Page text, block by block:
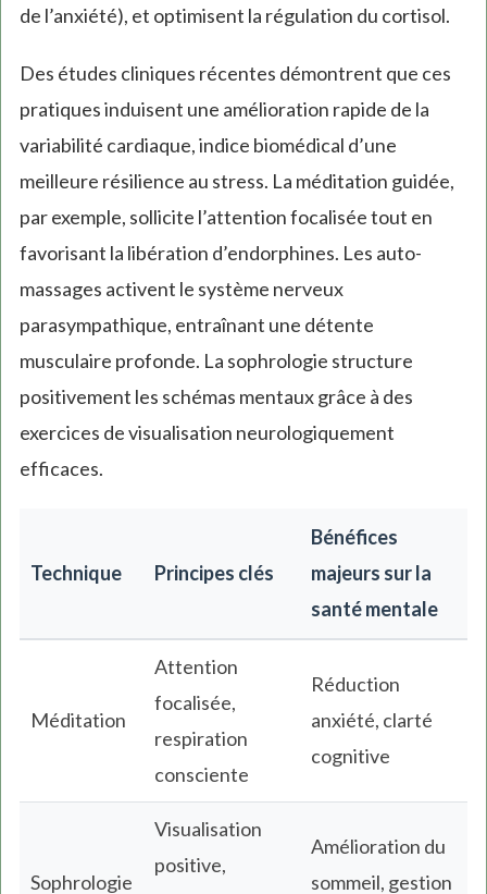
de l’anxiété), et optimisent la régulation du cortisol.
Des études cliniques récentes démontrent que ces
pratiques induisent une amélioration rapide de la
variabilité cardiaque, indice biomédical d’une
meilleure résilience au stress. La méditation guidée,
par exemple, sollicite l’attention focalisée tout en
favorisant la libération d’endorphines. Les auto-
massages activent le système nerveux
parasympathique, entraînant une détente
musculaire profonde. La sophrologie structure
positivement les schémas mentaux grâce à des
exercices de visualisation neurologiquement
efficaces.
Technique Principes clés
Bénéfices
majeurs sur la
santé mentale
Méditation
Attention
focalisée,
respiration
consciente
Réduction
anxiété, clarté
cognitive
Sophrologie
Visualisation
positive,
Amélioration du
sommeil, gestion